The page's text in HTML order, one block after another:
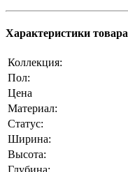
Характеристики товара
Коллекция:
Пол:
Цена
Материал:
Статус:
Ширина:
Высота:
Глубина: